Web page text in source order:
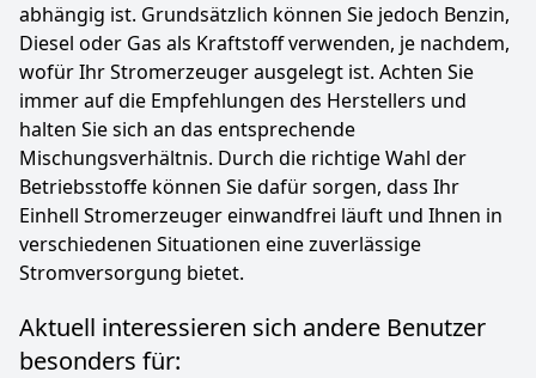
abhängig ist. Grundsätzlich können Sie jedoch Benzin,
Diesel oder Gas als Kraftstoff verwenden, je nachdem,
wofür Ihr Stromerzeuger ausgelegt ist. Achten Sie
immer auf die Empfehlungen des Herstellers und
halten Sie sich an das entsprechende
Mischungsverhältnis. Durch die richtige Wahl der
Betriebsstoffe können Sie dafür sorgen, dass Ihr
Einhell Stromerzeuger einwandfrei läuft und Ihnen in
verschiedenen Situationen eine zuverlässige
Stromversorgung bietet.
Aktuell interessieren sich andere Benutzer
besonders für: